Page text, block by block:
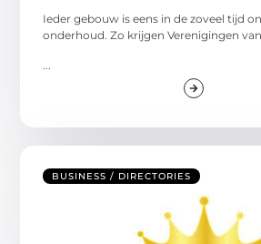
Ieder gebouw is eens in de zoveel tijd
onderhoud. Zo krijgen Verenigingen van
BUSINESS / DIRECTORIES